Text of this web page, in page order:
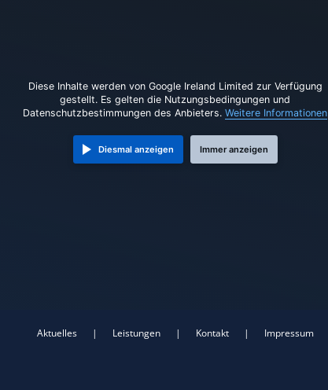
Diese Inhalte werden von Google Ireland Limited zur Verfügung
gestellt. Es gelten die Nutzungsbedingungen und
Datenschutzbestimmungen des Anbieters.Weitere Informationen
Diesmal anzeigen Immer anzeigen
Aktuelles | Leistungen | Kontakt | Impressum